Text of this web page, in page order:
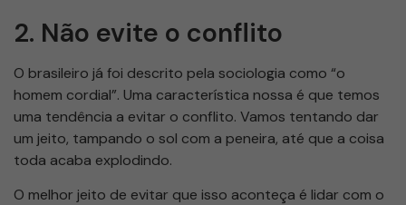
2. Não evite o conflito
O brasileiro já foi descrito pela sociologia como “o
homem cordial”. Uma característica nossa é que temos
uma tendência a evitar o conflito. Vamos tentando dar
um jeito, tampando o sol com a peneira, até que a coisa
toda acaba explodindo.
O melhor jeito de evitar que isso aconteça é lidar com o